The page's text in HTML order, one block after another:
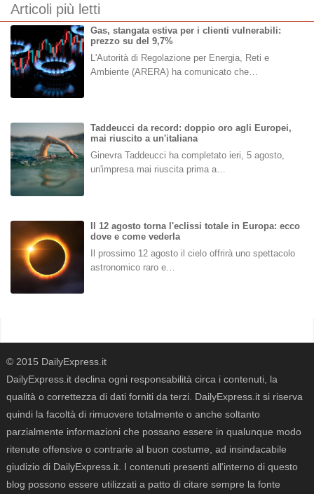
Articoli più letti
Gas, stangata estiva per i clienti vulnerabili:
prezzo su del 9,7%
L'Autorità di Regolazione per Energia, Reti e
Ambiente (ARERA) ha comunicato che…
Taddeucci da record: doppio oro agli Europei,
mai riuscito a un'italiana
Ginevra Taddeucci ha completato ieri, 5 agosto,
un'impresa mai riuscita prima a…
Il 12 agosto torna l'eclissi totale in Europa: ecco
dove e come vederla
Il prossimo 12 agosto il cielo offrirà uno spettacolo
astronomico raro e…
© 2015 DailyExpress.it
DailyExpress.it declina ogni responsabilità circa i contenuti, la
qualità o correttezza di dati forniti da terzi. DailyExpress.it si riserva
quindi la facoltà di rimuovere totalmente o anche soltanto
parzialmente informazioni che possano essere in qualunque modo
ritenute offensive o contrarie al buon costume, ad insindacabile
giudizio di DailyExpress.it. I contenuti presenti all'interno di questo
blog possono essere utilizzati a patto di citare sempre la fonte